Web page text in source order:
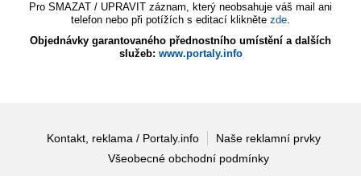
Pro SMAZAT / UPRAVIT záznam, který neobsahuje váš mail ani
telefon nebo při potížích s editací klikněte zde.
Objednávky garantovaného přednostního umístění a dalších
služeb: www.portaly.info
Kontakt, reklama / Portaly.info
Naše reklamní prvky
Všeobecné obchodní podmínky